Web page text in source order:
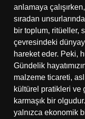
anlamaya
sıradan
bir toplum, ritüeller,
çevresindeki
hareket eder. Peki,
Gündelik
malzeme ticareti,
kültürel pratikleri ve
karmaşık bir
yalnızca ekonomik